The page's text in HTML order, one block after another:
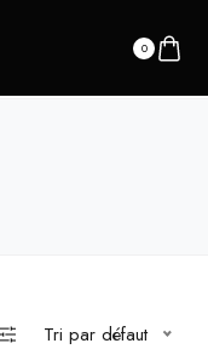
0
Tri par défaut